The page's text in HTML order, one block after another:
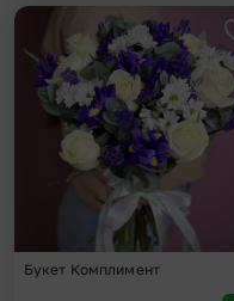
Букет Комплимент